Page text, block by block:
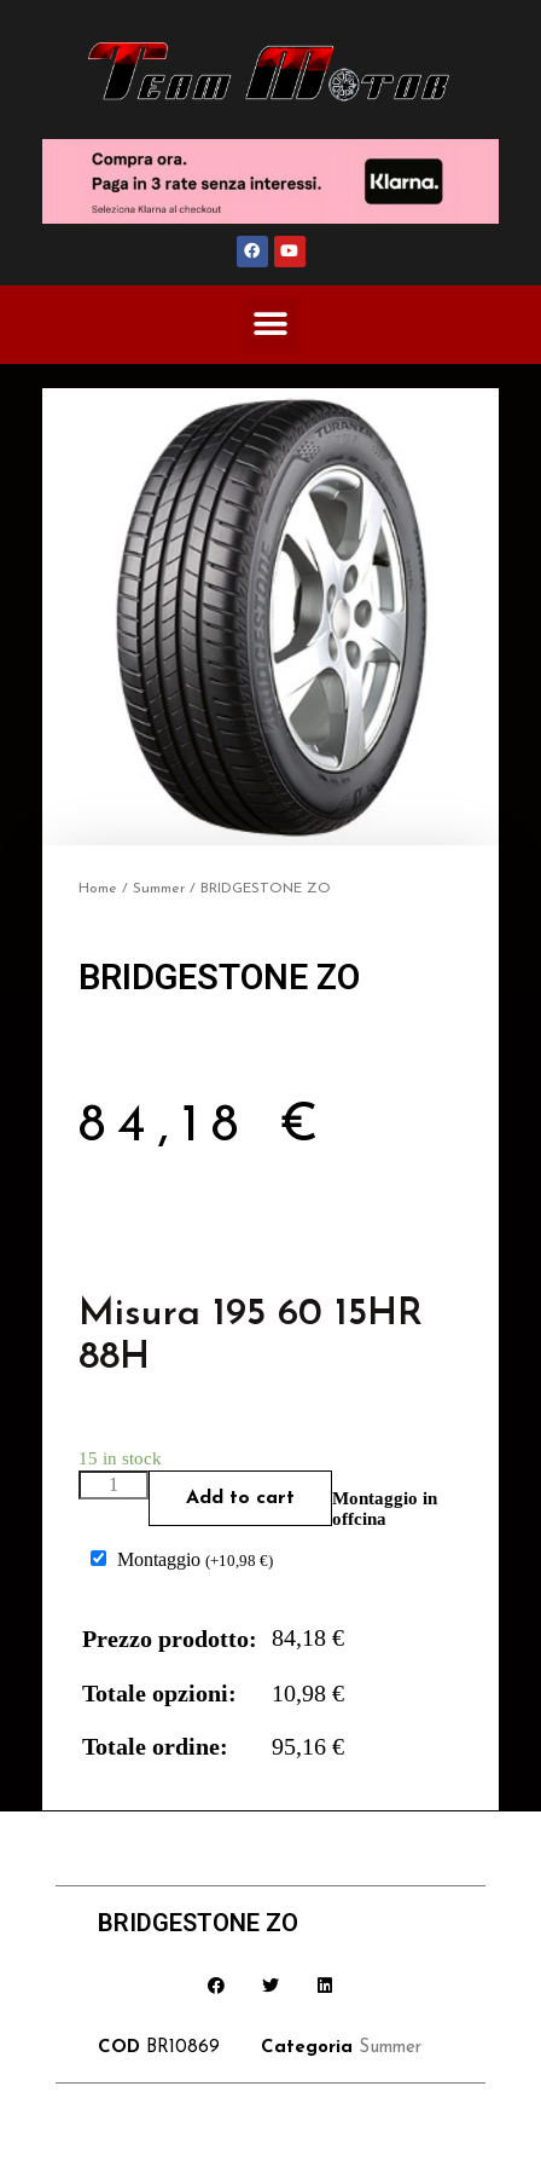
Home / Summer / BRIDGESTONE ZO
BRIDGESTONE ZO
84,18 €
Misura 195 60 15HR
88H
15 in stock
Add to cart
Montaggio in
offcina
Montaggio (+10,98 €)
Prezzo prodotto: 84,18 €
Totale opzioni:
10,98 €
Totale ordine:
95,16 €
BRIDGESTONE ZO
COD BR10869 Categoria Summer